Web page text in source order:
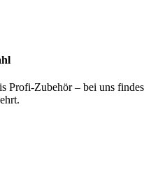
Profi-Zubehör – bei uns